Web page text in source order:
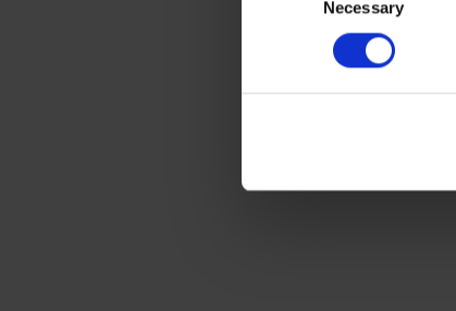
Necessary